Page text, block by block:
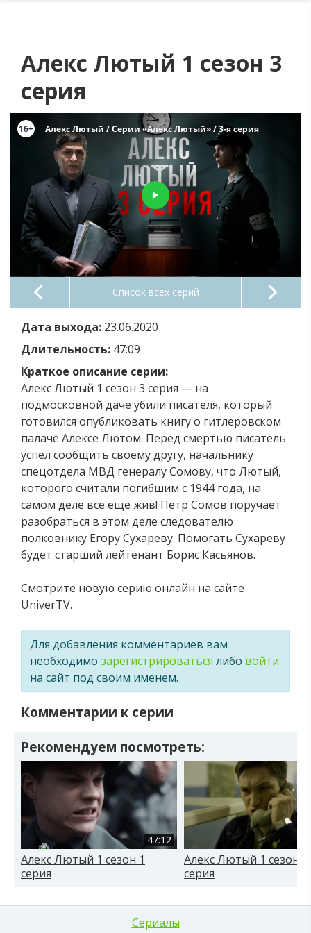
Алекс Лютый 1 сезон 3
серия
Список всех серий
Дата выхода: 23.06.2020
Длительность: 47:09
Краткое описание серии:
Алекс Лютый 1 сезон 3 серия — на
подмосковной даче убили писателя, который
готовился опубликовать книгу о гитлеровском
палаче Алексе Лютом. Перед смертью писатель
успел сообщить своему другу, начальнику
спецотдела МВД генералу Сомову, что Лютый,
которого считали погибшим с 1944 года, на
самом деле все еще жив! Петр Сомов поручает
разобраться в этом деле следователю
полковнику Егору Сухареву. Помогать Сухареву
будет старший лейтенант Борис Касьянов.
Смотрите новую серию онлайн на сайте
UniverTV.
Для добавления комментариев вам
необходимо зарегистрироваться либо войти
на сайт под своим именем.
Комментарии к серии
Рекомендуем посмотреть:
47:12
Алекс Лютый 1 сезон 1
серия
Алекс Лютый 1 сезон
серия
Сериалы